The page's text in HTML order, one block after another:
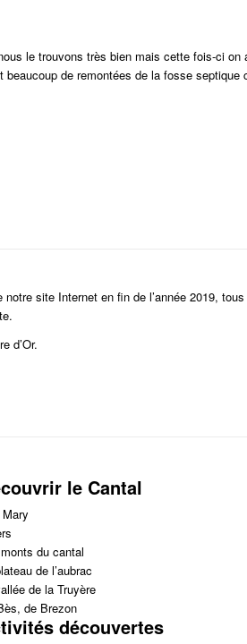
le trouvons très bien mais cette fois-ci
de remontées de la fosse septique
site Internet en fin de l’année 2019,
d’Or.
le Cantal
du cantal
de l’aubrac
de la Truyère
de Brezon
découvertes